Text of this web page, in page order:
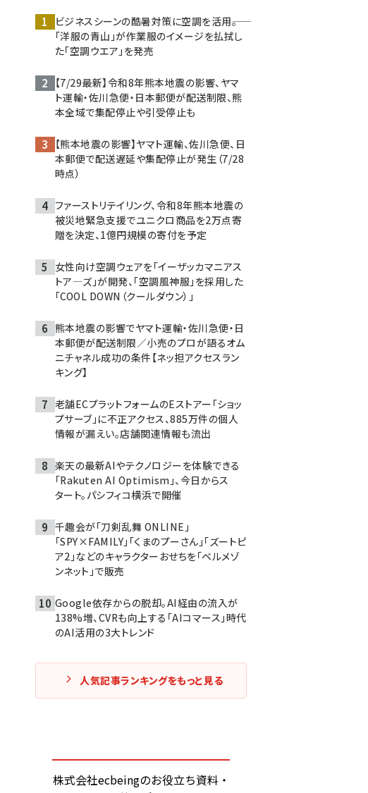
ビジネスシーンの酷暑対策に空調を活用――。
「洋服の青山」が作業服のイメージを払拭し
た「空調ウエア」を発売
【7/29最新】令和8年熊本地震の影響、ヤマ
ト運輸・佐川急便・日本郵便が配送制限、熊
本全域で集配停止や引受停止も
【熊本地震の影響】ヤマト運輸、佐川急便、日
本郵便で配送遅延や集配停止が発生（7/28
時点）
ファーストリテイリング、令和8年熊本地震の
被災地緊急支援でユニクロ商品を2万点寄
贈を決定、1億円規模の寄付を予定
女性向け空調ウェアを「イーザッカマニアス
トア―ズ」が開発、「空調風神服」を採用した
「COOL DOWN（クールダウン）」
熊本地震の影響でヤマト運輸・佐川急便・日
本郵便が配送制限／小売のプロが語るオム
ニチャネル成功の条件【ネッ担アクセスラン
キング】
老舗ECプラットフォームのEストアー「ショッ
プサーブ」に不正アクセス、885万件の個人
情報が漏えい。店舗関連情報も流出
楽天の最新AIやテクノロジーを体験できる
「Rakuten AI Optimism」、今日からス
タート。パシフィコ横浜で開催
千趣会が「刀剣乱舞 ONLINE」
「SPY×FAMILY」「くまのプーさん」「ズートピ
ア2」などのキャラクターおせちを「ベルメゾ
ンネット」で販売
Google依存からの脱却。AI経由の流入が
138%増、CVRも向上する「AIコマース」時代
のAI活用の3大トレンド
人気記事ランキングをもっと見る